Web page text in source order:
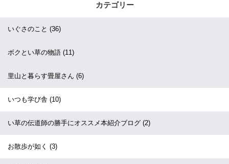
カテゴリー
いぐさのこと (36)
ボクとい草の物語 (11)
里山と暮らす畳屋さん (6)
いつも学び舎 (10)
い草の伝道師の勝手にオススメ本紹介ブログ (2)
お散歩が如く (3)